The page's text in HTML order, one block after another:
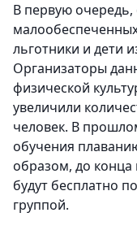
В первую очередь,
льготники и дети
Организаторы
физической
увеличили
человек. В
обучения
образом, до конца
будут бесплатно
группой.